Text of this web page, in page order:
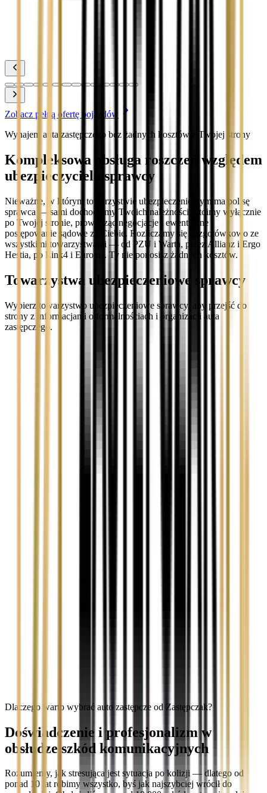
Zobacz pełną ofertę pojazdów
Wynajem auta zastępczego bez żadnych kosztów z Twojej strony
Kompleksowa obsługa roszczeń względem
ubezpieczyciela sprawcy
Nieważne, w którym towarzystwie ubezpieczeniowym ma polisę
sprawca — sami dochodzimy Twoich należności. Stoimy wyłącznie
po Twojej stronie, prowadząc negocjacje i ewentualne
postępowanie sądowe za Ciebie. Rozliczamy się bezgotówkowo ze
wszystkimi towarzystwami — od PZU i Warta, przez Allianz i Ergo
Hestia, po Link4 i Euroins. Ty nie ponosisz żadnych kosztów.
Towarzystwa ubezpieczeniowe sprawcy
Wybierz towarzystwo ubezpieczeniowe sprawcy, aby przejść do
strony z informacjami o formalnościach i organizacji auta
zastępczego.
Dlaczego warto wybrać auto zastępcze od Zastępczak?
Doświadczenie i profesjonalizm w
obsłudze szkód komunikacyjnych
Rozumiemy, jak stresująca jest sytuacja po kolizji — dlatego od
ponad 10 lat robimy wszystko, byś jak najszybciej wrócił do